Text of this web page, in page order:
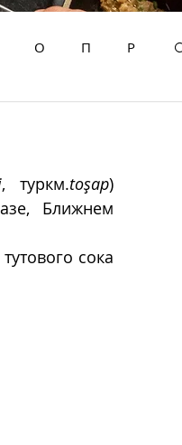
О П Р
, туркм.toşap)
Ближнем
сока